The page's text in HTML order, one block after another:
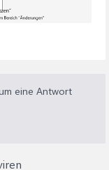
eine Antwort